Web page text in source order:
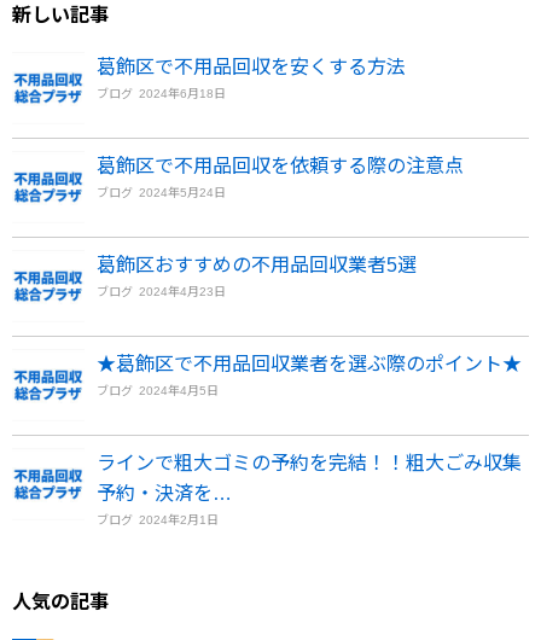
新しい記事
葛飾区で不用品回収を安くする方法
ブログ 2024年6月18日
葛飾区で不用品回収を依頼する際の注意点
ブログ 2024年5月24日
葛飾区おすすめの不用品回収業者5選
ブログ 2024年4月23日
★葛飾区で不用品回収業者を選ぶ際のポイント★
ブログ 2024年4月5日
ラインで粗大ゴミの予約を完結！！粗大ごみ収集
予約・決済を…
ブログ 2024年2月1日
人気の記事